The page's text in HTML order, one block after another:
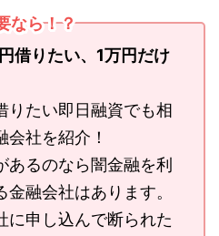
なら！？
借りたい、1万円だけ
りたい即日融資でも相
社を紹介！
あるのなら闇金融を利
融会社はあります。
に申し込んで断られた